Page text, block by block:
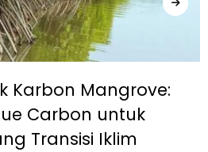
Karbon Mangrove:
Carbon untuk
Transisi Iklim